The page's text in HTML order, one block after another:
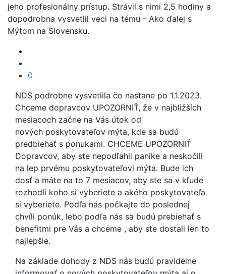
jeho profesionálny prístup. Strávil s nimi 2,5 hodiny a
dopodrobna vysvetlil veci na tému - Ako ďalej s
Mýtom na Slovensku.
0
NDS podrobne vysvetlila čo nastane po 1.1.2023.
Chceme dopravcov UPOZORNIŤ, že v najbližších
mesiacoch začne na Vás útok od
nových poskytovateľov mýta, kde sa budú
predbiehať s ponukami. CHCEME UPOZORNIŤ
Dopravcov, aby ste nepodľahli panike a neskočili
na lep prvému poskytovateľovi mýta. Bude ich
dosť a máte na to 7 mesiacov, aby ste sa v kľude
rozhodli koho si vyberiete a akého poskytovateľa
si vyberiete. Podľa nás počkajte do poslednej
chvíli ponúk, lebo podľa nás sa budú prebiehať s
benefitmi pre Vás a chceme , aby ste dostali len to
najlepšie.
Na základe dohody z NDS nás budú pravidelne